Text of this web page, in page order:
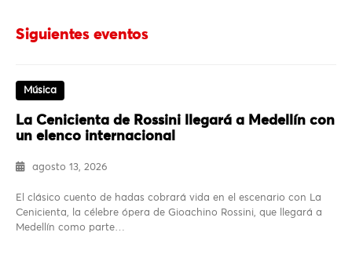
Siguientes eventos
Música
La Cenicienta de Rossini llegará a Medellín con
un elenco internacional
agosto 13, 2026
El clásico cuento de hadas cobrará vida en el escenario con La
Cenicienta, la célebre ópera de Gioachino Rossini, que llegará a
Medellín como parte…